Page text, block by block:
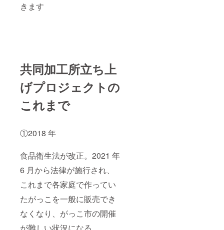
きます
共同加工所立ち上
げプロジェクトの
これまで
①2018 年
食品衛生法が改正。2021 年
6 月から法律が施行され、
これまで各家庭で作ってい
たがっこを一般に販売でき
なくなり、がっこ市の開催